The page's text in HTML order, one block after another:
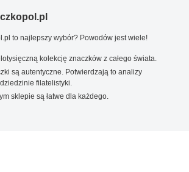
to najlepszy wybór? Powodów jest wiele!
kolekcję znaczków z całego świata.
są autentyczne. Potwierdzają to analizy
filatelistyki.
sklepie są łatwe dla każdego.